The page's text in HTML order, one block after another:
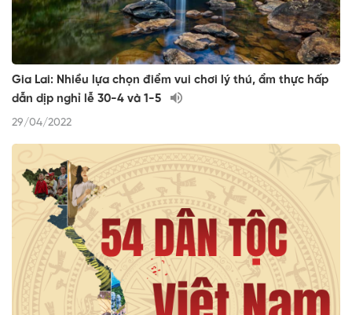
Gia Lai: Nhiều lựa chọn điểm vui chơi lý thú, ẩm thực hấp
dẫn dịp nghỉ lễ 30-4 và 1-5
29/04/2022